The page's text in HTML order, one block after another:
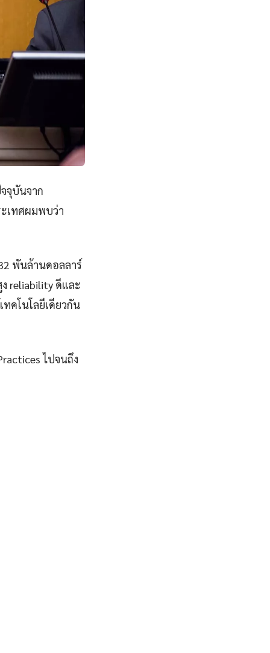
จุบันจาก
เทศผมพบว่า
พันล้านดอลลาร์
reliability ดีและ
คโนโลยีเดียวกัน
ไปจนถึง